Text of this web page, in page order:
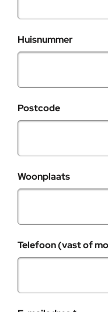
Huisnummer
Postcode
Woonplaats
Telefoon (vast of